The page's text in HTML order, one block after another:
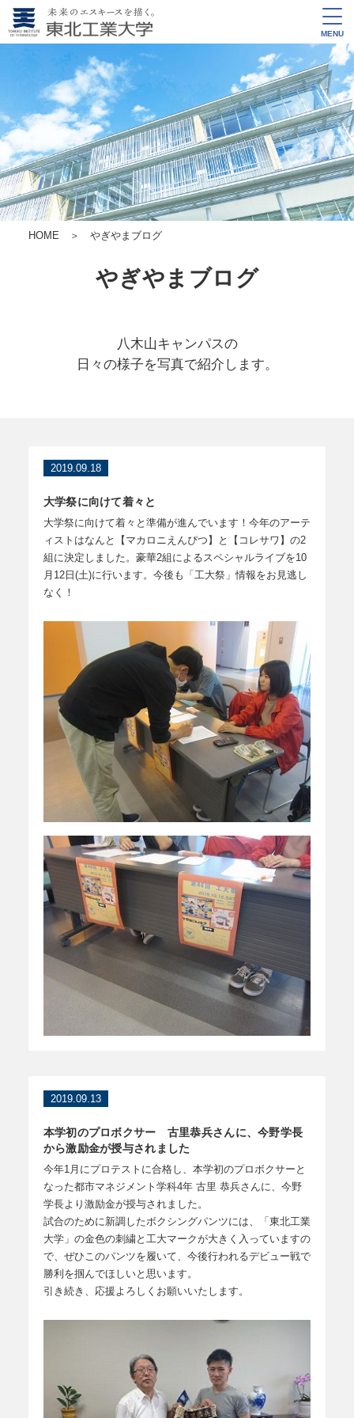
MENU
HOME ＞ やぎやまブログ
やぎやまブログ
八木山キャンパスの
日々の様子を写真で紹介します。
2019.09.18
大学祭に向けて着々と
大学祭に向けて着々と準備が進んでいます！今年のアーテ
ィストはなんと【マカロニえんぴつ】と【コレサワ】の2
組に決定しました。豪華2組によるスペシャルライブを10
月12日(土)に行います。今後も「工大祭」情報をお見逃し
なく！
2019.09.13
本学初のプロボクサー 古里恭兵さんに、今野学長
から激励金が授与されました
今年1月にプロテストに合格し、本学初のプロボクサーと
なった都市マネジメント学科4年 古里 恭兵さんに、今野
学長より激励金が授与されました。
試合のために新調したボクシングパンツには、「東北工業
大学」の金色の刺繍と工大マークが大きく入っていますの
で、ぜひこのパンツを履いて、今後行われるデビュー戦で
勝利を掴んでほしいと思います。
引き続き、応援よろしくお願いいたします。